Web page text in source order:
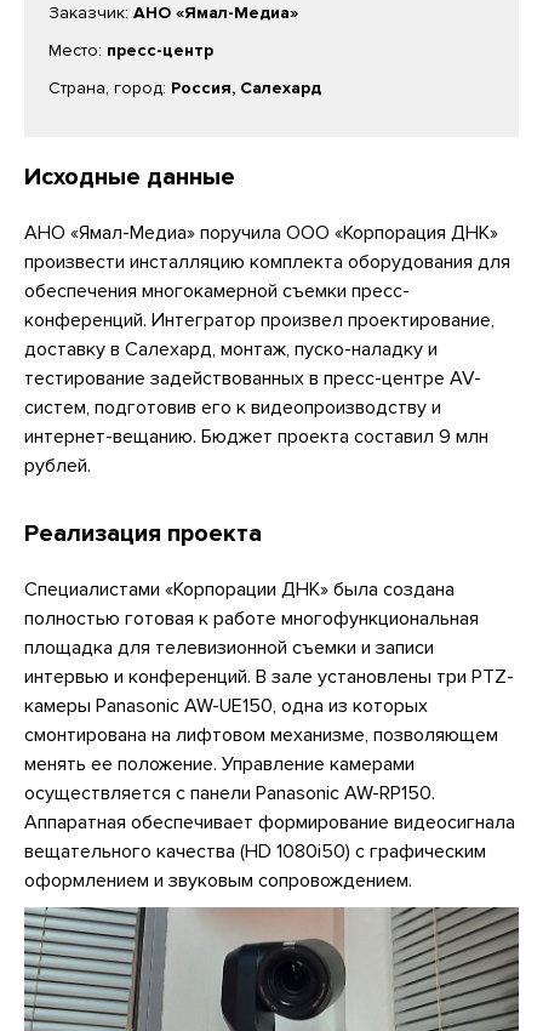
Заказчик: АНО «Ямал-Медиа»
Место: пресс-центр
Страна, город: Россия, Салехард
Исходные данные
АНО «Ямал-Медиа» поручила ООО «Корпорация ДНК»
произвести инсталляцию комплекта оборудования для
обеспечения многокамерной съемки пресс-
конференций. Интегратор произвел проектирование,
доставку в Салехард, монтаж, пуско-наладку и
тестирование задействованных в пресс-центре AV-
систем, подготовив его к видеопроизводству и
интернет-вещанию. Бюджет проекта составил 9 млн
рублей.
Реализация проекта
Специалистами «Корпорации ДНК» была создана
полностью готовая к работе многофункциональная
площадка для телевизионной съемки и записи
интервью и конференций. В зале установлены три PTZ-
камеры Panasonic AW-UE150, одна из которых
смонтирована на лифтовом механизме, позволяющем
менять ее положение. Управление камерами
осуществляется с панели Panasonic AW-RP150.
Аппаратная обеспечивает формирование видеосигнала
вещательного качества (HD 1080i50) с графическим
оформлением и звуковым сопровождением.